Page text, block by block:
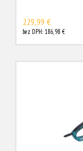
229,99 €
bez DPH: 186,98 €